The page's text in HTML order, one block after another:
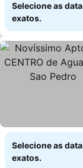
Selecione as
exatos.
Selecione as
exatos.